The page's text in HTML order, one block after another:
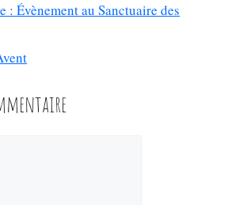
: Évènement au Sanctuaire des